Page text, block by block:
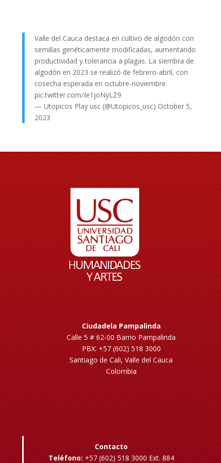
Valle del Cauca destaca en cultivo de algodón con
semillas genéticamente modificadas, aumentando
productividad y tolerancia a plagas. La siembra de
algodón en 2023 se realizó de febrero-abril, con
cosecha esperada en octubre-noviembre.
pic.twitter.com/Ie1joNyLZ9
— Utopicos Play usc (@Utopicos_usc) October 5,
2023
Ciudadela Pampalinda
Calle 5 # 62-00 Barrio Pampalinda
PBX: +57 (602) 518 3000
Santiago de Cali, Valle del Cauca
Colombia
Contacto
Teléfono: +57 (602) 518 3000 Ext. 884